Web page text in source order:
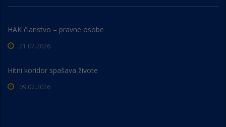
HAK članstvo – pravne osobe
21.07.2026
Hitni koridor spašava živote
09.07.2026